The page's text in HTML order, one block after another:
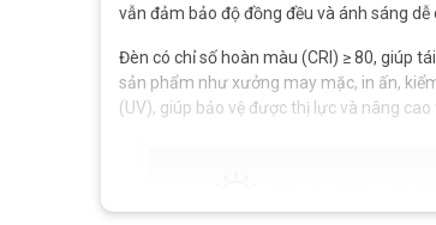
vẫn đảm bảo độ đồng đều và ánh sáng dễ
Đèn có chỉ số hoàn màu (CRI) ≥ 80, giúp
sản phẩm như xưởng may mặc, in ấn,
(UV), giúp bảo vệ được thị lực và nâng